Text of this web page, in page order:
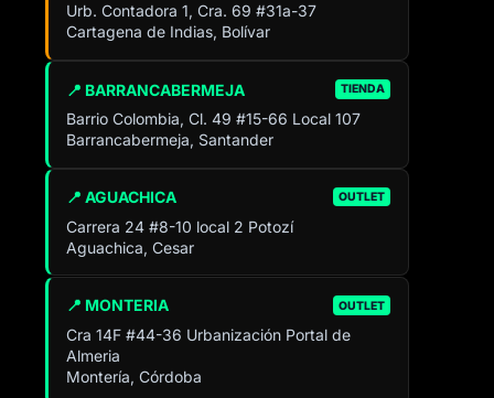
Urb. Contadora 1, Cra. 69 #31a-37
Cartagena de Indias, Bolívar
📍 BARRANCABERMEJA TIENDA
Barrio Colombia, Cl. 49 #15-66 Local 107
Barrancabermeja, Santander
📍 AGUACHICA OUTLET
Carrera 24 #8-10 local 2 Potozí
Aguachica, Cesar
📍 MONTERIA OUTLET
Cra 14F #44-36 Urbanización Portal de
Almeria
Montería, Córdoba